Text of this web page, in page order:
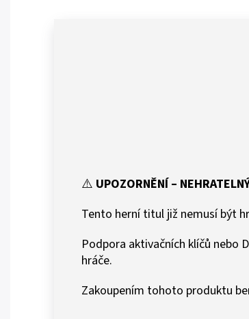
⚠️ UPOZORNĚNÍ –
Tento herní titul již nemusí být
Podpora aktivačních klíčů nebo
hráče.
Zakoupením tohoto produktu